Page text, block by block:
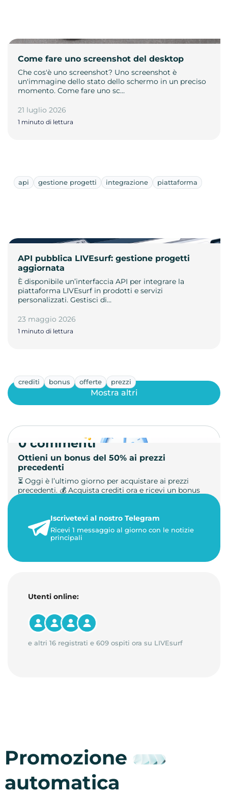
Come fare uno screenshot del desktop
Che cos'è uno screenshot? Uno screenshot è
un'immagine dello stato dello schermo in un preciso
momento. Come fare uno sc…
21 luglio 2026
1 minuto di lettura
api gestione progetti integrazione piattaforma
API pubblica LIVEsurf: gestione progetti
aggiornata
È disponibile un’interfaccia API per integrare la
piattaforma LIVEsurf in prodotti e servizi
personalizzati. Gestisci di…
23 maggio 2026
1 minuto di lettura
crediti bonus offerte prezzi
Ottieni un bonus del 50% ai prezzi
precedenti
⏳ Oggi è l’ultimo giorno per acquistare ai prezzi
precedenti. 💰 Acquista crediti ora e ricevi un bonus
23 maggio 2026
1 minuto di lettura
Mostra altri
0 commenti
Iscrivetevi al nostro Telegram
Ricevi 1 messaggio al giorno con le notizie
principali
Utenti online:
e altri 16 registrati e 609 ospiti ora su LIVEsurf
Promozione
automatica